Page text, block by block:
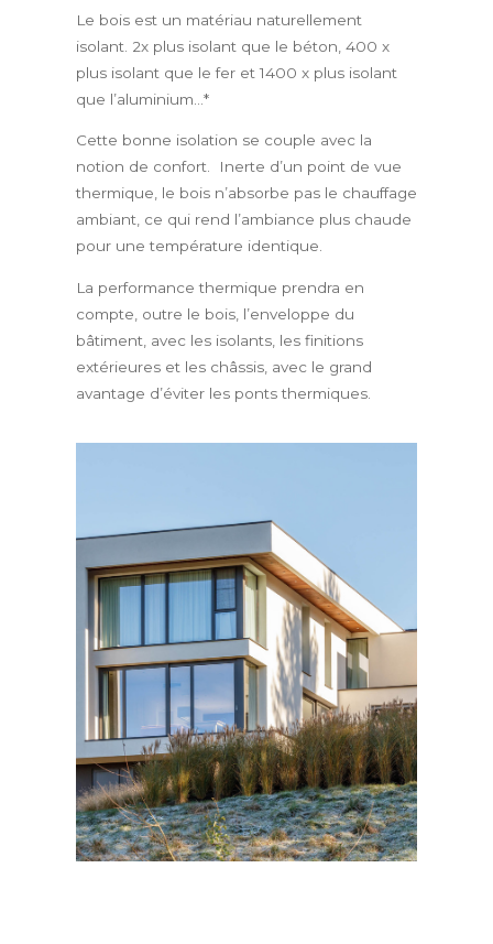
Le bois est un matériau naturellement
isolant. 2x plus isolant que le béton, 400 x
plus isolant que le fer et 1400 x plus isolant
que l’aluminium…*
Cette bonne isolation se couple avec la
notion de confort. Inerte d’un point de vue
thermique, le bois n’absorbe pas le chauffage
ambiant, ce qui rend l’ambiance plus chaude
pour une température identique.
La performance thermique prendra en
compte, outre le bois, l’enveloppe du
bâtiment, avec les isolants, les finitions
extérieures et les châssis, avec le grand
avantage d’éviter les ponts thermiques.